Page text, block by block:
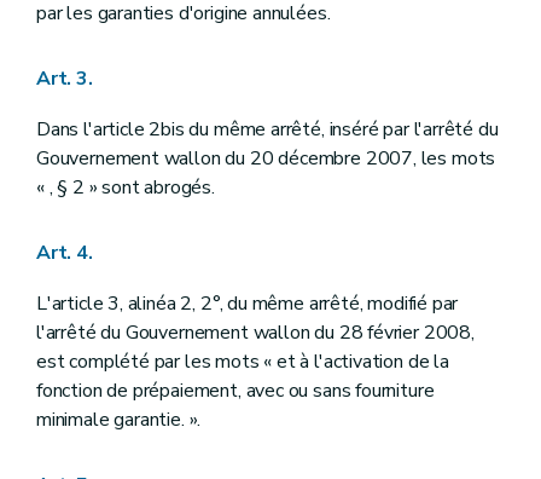
par les garanties d'origine annulées.
Art. 3.
Dans l'article 2bis du même arrêté, inséré par l'arrêté du
Gouvernement wallon du 20 décembre 2007, les mots
« , § 2 » sont abrogés.
Art. 4.
L'article 3, alinéa 2, 2°, du même arrêté, modifié par
l'arrêté du Gouvernement wallon du 28 février 2008,
est complété par les mots « et à l'activation de la
fonction de prépaiement, avec ou sans fourniture
minimale garantie. ».